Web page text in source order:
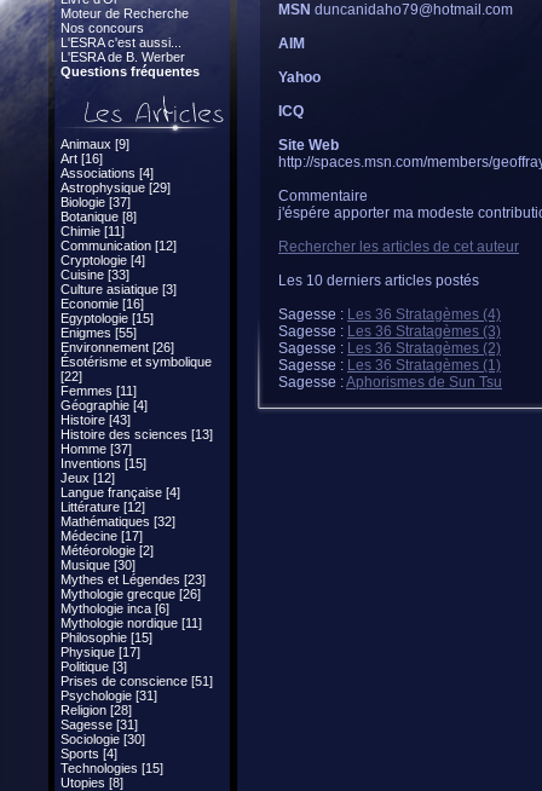
Moteur de Recherche
Nos concours
L'ESRA c'est aussi...
L'ESRA de B. Werber
Questions fréquentes
Animaux [9]
Art [16]
Associations [4]
Astrophysique [29]
Biologie [37]
Botanique [8]
Chimie [11]
Communication [12]
Cryptologie [4]
Cuisine [33]
Culture asiatique [3]
Economie [16]
Egyptologie [15]
Enigmes [55]
Environnement [26]
Ésotérisme et symbolique
[22]
Femmes [11]
Géographie [4]
Histoire [43]
Histoire des sciences [13]
Homme [37]
Inventions [15]
Jeux [12]
Langue française [4]
Littérature [12]
Mathématiques [32]
Médecine [17]
Météorologie [2]
Musique [30]
Mythes et Légendes [23]
Mythologie grecque [26]
Mythologie inca [6]
Mythologie nordique [11]
Philosophie [15]
Physique [17]
Politique [3]
Prises de conscience [51]
Psychologie [31]
Religion [28]
Sagesse [31]
Sociologie [30]
Sports [4]
Technologies [15]
Utopies [8]
MSN duncanidaho79@hotmail.com
AIM
Yahoo
ICQ
Site Web
http://spaces.msn.com/members/
Commentaire
j'éspére apporter ma modeste
Rechercher les articles de cet auteur
Les 10 derniers articles postés
Sagesse : Les 36 Stratagèmes (4)
Sagesse : Les 36 Stratagèmes (3)
Sagesse : Les 36 Stratagèmes (2)
Sagesse : Les 36 Stratagèmes (1)
Sagesse :Aphorismes de Sun Tsu